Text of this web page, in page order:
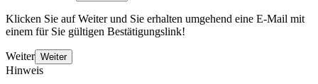
Klicken Sie auf Weiter und Sie erhalten umgehend eine E-Mail mit
einem für Sie gültigen Bestätigungslink!
Weiter Weiter
Hinweis